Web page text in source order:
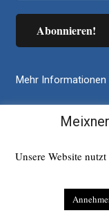
Mehr Informationen
Gülletechnik
Unsere Website